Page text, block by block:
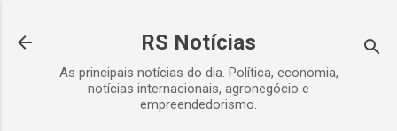
RS Notícias
As principais notícias do dia. Política, economia,
notícias internacionais, agronegócio e
empreendedorismo.